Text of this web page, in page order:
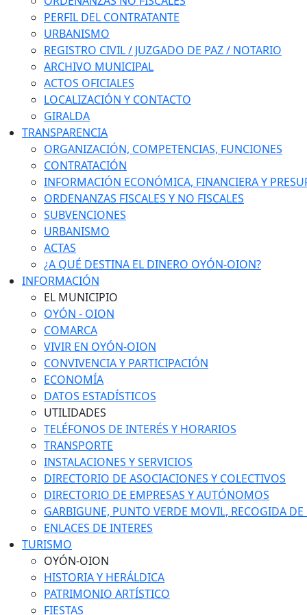
PERFIL DEL CONTRATANTE
URBANISMO
REGISTRO CIVIL / JUZGADO DE PAZ / NOTARIO
ARCHIVO MUNICIPAL
ACTOS OFICIALES
LOCALIZACIÓN Y CONTACTO
GIRALDA
TRANSPARENCIA
ORGANIZACIÓN, COMPETENCIAS, FUNCIONES
CONTRATACIÓN
INFORMACIÓN ECONÓMICA, FINANCIERA Y
ORDENANZAS FISCALES Y NO FISCALES
SUBVENCIONES
URBANISMO
ACTAS
¿A QUÉ DESTINA EL DINERO OYÓN-OION?
INFORMACIÓN
EL MUNICIPIO
OYÓN - OION
COMARCA
VIVIR EN OYÓN-OION
CONVIVENCIA Y PARTICIPACIÓN
ECONOMÍA
DATOS ESTADÍSTICOS
UTILIDADES
TELÉFONOS DE INTERÉS Y HORARIOS
TRANSPORTE
INSTALACIONES Y SERVICIOS
DIRECTORIO DE ASOCIACIONES Y COLECTIVOS
DIRECTORIO DE EMPRESAS Y AUTÓNOMOS
GARBIGUNE, PUNTO VERDE MOVIL, RECOGIDA DE
ENLACES DE INTERES
TURISMO
OYÓN-OION
HISTORIA Y HERÁLDICA
PATRIMONIO ARTÍSTICO
FIESTAS